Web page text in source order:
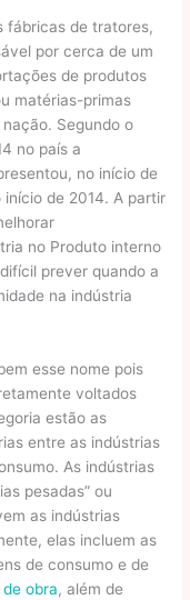
fábricas de tratores,
por cerca de um
de produtos
matérias-primas
Segundo o
no país a
no início de
início de 2014. A partir
no Produto interno
prever quando a
na indústria
esse nome pois
voltados
estão as
entre as indústrias
As indústrias
pesadas” ou
as indústrias
elas incluem as
de consumo e de
de obra, além de